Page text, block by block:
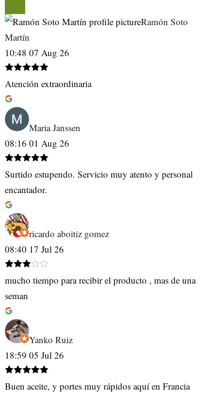
Ramón Soto
Martín
10:48 07 Aug 26
Atención extraordinaria
Maria Janssen
08:16 01 Aug 26
Surtido estupendo. Servicio muy atento y personal
encantador.
ricardo aboitiz gomez
08:40 17 Jul 26
mucho tiempo para recibir el producto , mas de una
seman
Yanko Ruiz
18:59 05 Jul 26
Buen aceite, y portes muy rápidos aquí en Francia